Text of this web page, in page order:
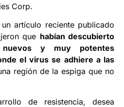
Corp.
artículo reciente publicado
que habían descubierto
nuevos y muy potentes
el virus se adhiere a las
región de la espiga que no
de resistencia, desea